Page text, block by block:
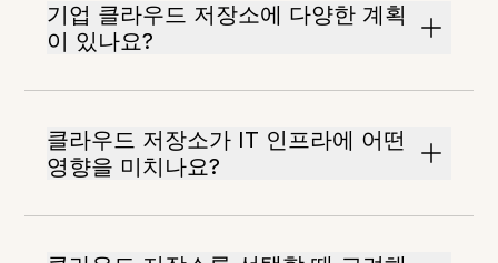
기업 클라우드 저장소에 다양한 계획
이 있나요?
클라우드 저장소가 IT 인프라에 어떤
영향을 미치나요?